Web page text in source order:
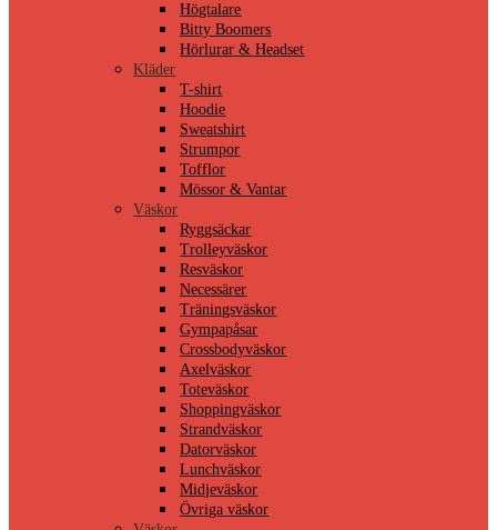
Högtalare
Bitty Boomers
Hörlurar & Headset
Kläder
T-shirt
Hoodie
Sweatshirt
Strumpor
Tofflor
Mössor & Vantar
Väskor
Ryggsäckar
Trolleyväskor
Resväskor
Necessärer
Träningsväskor
Gympapåsar
Crossbodyväskor
Axelväskor
Toteväskor
Shoppingväskor
Strandväskor
Datorväskor
Lunchväskor
Midjeväskor
Övriga väskor